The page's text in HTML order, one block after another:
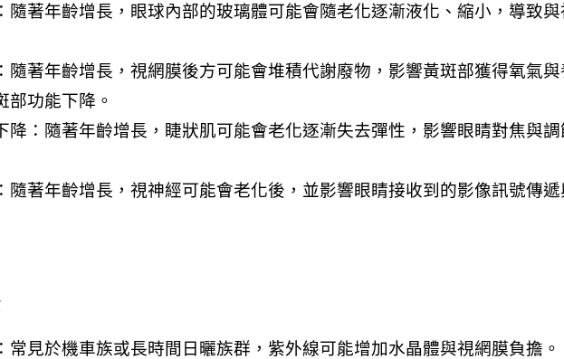
隨著年齡增長，眼球內部的玻璃體可能會隨老化逐漸液化、縮小，導致
隨著年齡增長，視網膜後方可能會堆積代謝廢物，影響黃斑部獲得氧氣與
部功能下降。
降：隨著年齡增長，睫狀肌可能會老化逐漸失去彈性，影響眼睛對焦與
隨著年齡增長，視神經可能會老化後，並影響眼睛接收到的影像訊號傳
常見於機車族或長時間日曬族群，紫外線可能增加水晶體與視網膜負擔。